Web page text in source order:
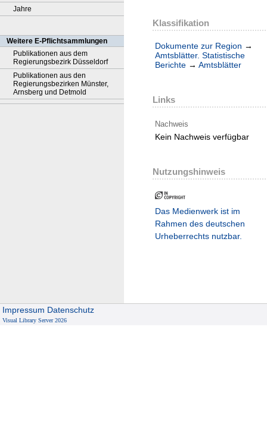
Jahre
Weitere E-Pflichtsammlungen
Publikationen aus dem
Regierungsbezirk Düsseldorf
Publikationen aus den
Regierungsbezirken Münster,
Arnsberg und Detmold
Klassifikation
Dokumente zur Region →
Amtsblätter. Statistische
Berichte → Amtsblätter
Links
Nachweis
Kein Nachweis verfügbar
Nutzungshinweis
Das Medienwerk ist im
Rahmen des deutschen
Urheberrechts nutzbar.
Impressum Datenschutz
Visual Library Server 2026